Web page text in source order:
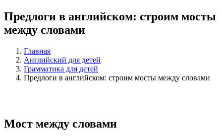
Предлоги в английском: строим мосты
между словами
Главная
Английский для детей
Грамматика для детей
Предлоги в английском: строим мосты между словами
Мост между словами